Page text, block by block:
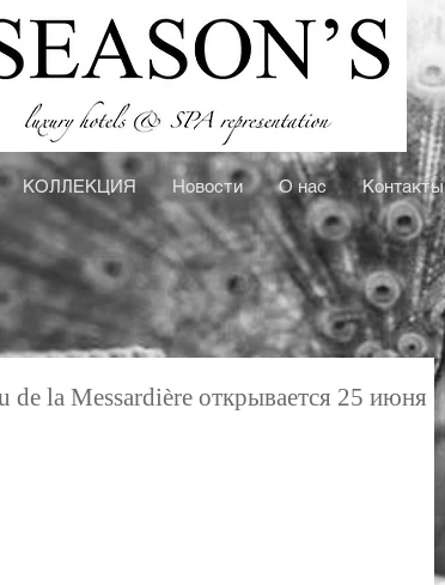
КOЛЛЕКЦИЯ Новости О нас Контакты
de la Messardière открывается 25 июня